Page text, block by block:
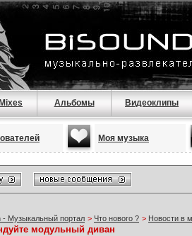
Альбомы Видеоклипы
Моя музыка
- Музыкальный портал > Что нового ? > Новости в
модульный диван